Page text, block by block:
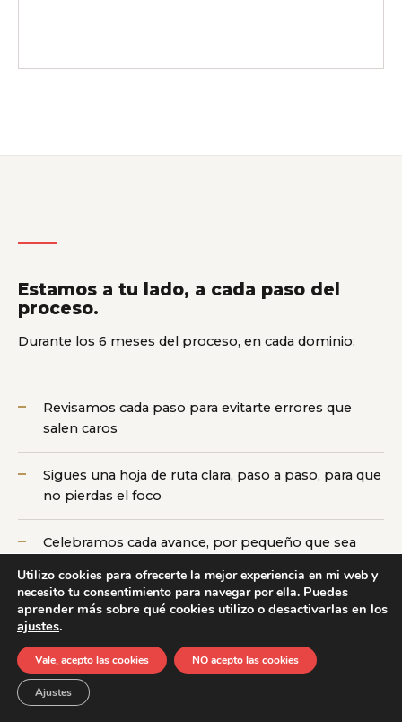
Estamos a tu lado, a cada paso del
proceso.
Durante los 6 meses del proceso, en cada dominio:
Revisamos cada paso para evitarte errores que
salen caros
Sigues una hoja de ruta clara, paso a paso, para que
no pierdas el foco
Celebramos cada avance, por pequeño que sea
Acompañamos cada lanzamiento de principio a fin
Sostenemos el proceso cuando las ganas flaquean
Exigimos porque creemos en tu potencial
Utilizo cookies para ofrecerte la mejor experiencia en mi web y
necesito tu consentimiento para navegar por ella. Puedes
aprender más sobre qué cookies utilizo o desactivarlas en los
ajustes.
Vale, acepto las cookies NO acepto las cookies
Ajustes